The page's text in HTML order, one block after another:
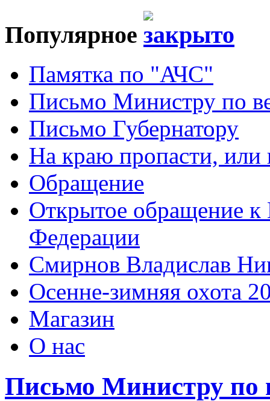
Популярное
Памятка по "АЧС"
Письмо Министру по
Письмо Губернатору
На краю пропасти, или
Обращение
Открытое обращение к
Федерации
Смирнов Владислав
Осенне-зимняя охота
Магазин
О нас
Письмо Министру по